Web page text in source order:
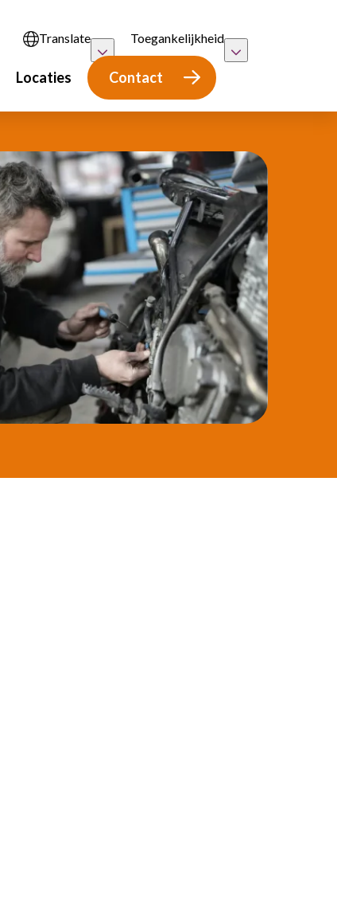
Translate Toegankelijkheid
Locaties Contact